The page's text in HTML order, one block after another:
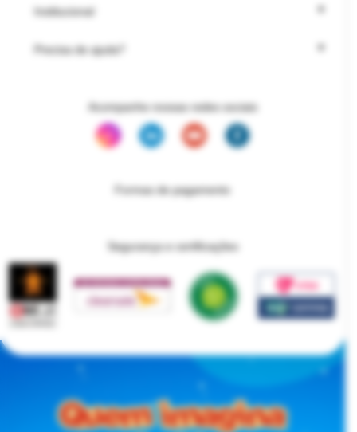
Institucional
Precisa de ajuda?
Acompanhe nossas redes sociais
Formas de pagamento
Segurança e certificações